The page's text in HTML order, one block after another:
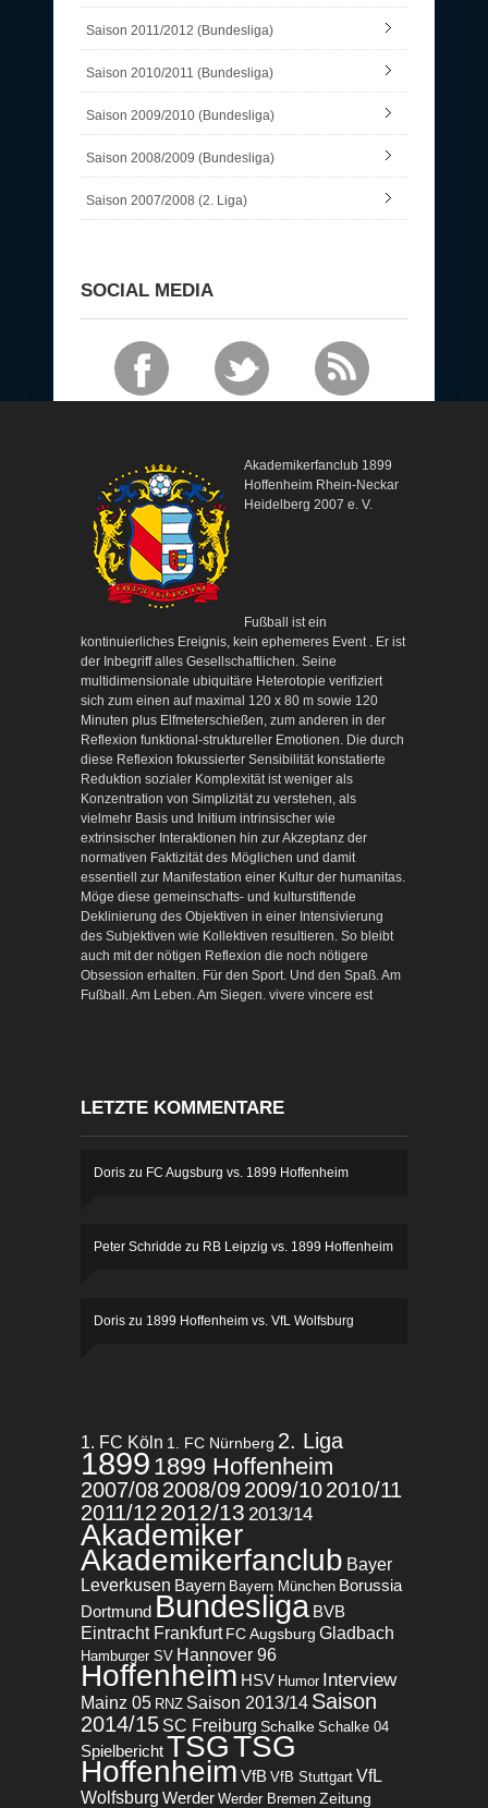
Saison 2011/2012 (Bundesliga)
Saison 2010/2011 (Bundesliga)
Saison 2009/2010 (Bundesliga)
Saison 2008/2009 (Bundesliga)
Saison 2007/2008 (2. Liga)
SOCIAL MEDIA
Akademikerfanclub 1899
Hoffenheim Rhein-Neckar
Heidelberg 2007 e. V.
Fußball ist ein
kontinuierliches Ereignis, kein ephemeres Event . Er ist
der Inbegriff alles Gesellschaftlichen. Seine
multidimensionale ubiquitäre Heterotopie verifiziert
sich zum einen auf maximal 120 x 80 m sowie 120
Minuten plus Elfmeterschießen, zum anderen in der
Reflexion funktional-struktureller Emotionen. Die durch
diese Reflexion fokussierter Sensibilität konstatierte
Reduktion sozialer Komplexität ist weniger als
Konzentration von Simplizität zu verstehen, als
vielmehr Basis und Initium intrinsischer wie
extrinsischer Interaktionen hin zur Akzeptanz der
normativen Faktizität des Möglichen und damit
essentiell zur Manifestation einer Kultur der humanitas.
Möge diese gemeinschafts- und kulturstiftende
Deklinierung des Objektiven in einer Intensivierung
des Subjektiven wie Kollektiven resultieren. So bleibt
auch mit der nötigen Reflexion die noch nötigere
Obsession erhalten. Für den Sport. Und den Spaß. Am
Fußball. Am Leben. Am Siegen. vivere vincere est
LETZTE KOMMENTARE
Doris zu FC Augsburg vs. 1899 Hoffenheim
Peter Schridde zu RB Leipzig vs. 1899 Hoffenheim
Doris zu 1899 Hoffenheim vs. VfL Wolfsburg
1. FC Köln 1. FC Nürnberg 2. Liga
1899 1899 Hoffenheim
2007/082008/092009/102010/11
2011/12 2012/13 2013/14
Akademiker
Akademikerfanclub Bayer
Leverkusen Bayern Bayern München Borussia
Dortmund Bundesliga BVB
Eintracht Frankfurt FC Augsburg Gladbach
Hamburger SV Hannover 96
Hoffenheim HSV Humor Interview
Mainz 05 RNZ Saison 2013/14 Saison
2014/15 SC Freiburg Schalke Schalke 04
SpielberichtTSGTSG
Hoffenheim VfB VfB Stuttgart VfL
Wolfsburg Werder Werder Bremen Zeitung